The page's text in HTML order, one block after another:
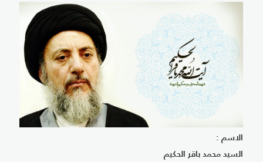
الاسم :
السيد محمد باقر الحكيم